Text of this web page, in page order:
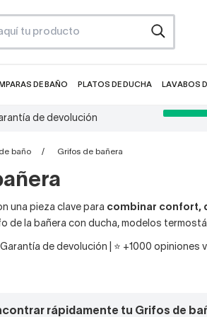
DE BAÑO PLATOS DE DUCHA LAVABOS
de devolución
baño Grifos de bañera
una pieza clave para combinar confort,
de la bañera con ducha, modelos
de devolución | ⭐ +1000
rápidamente tu Grifos de